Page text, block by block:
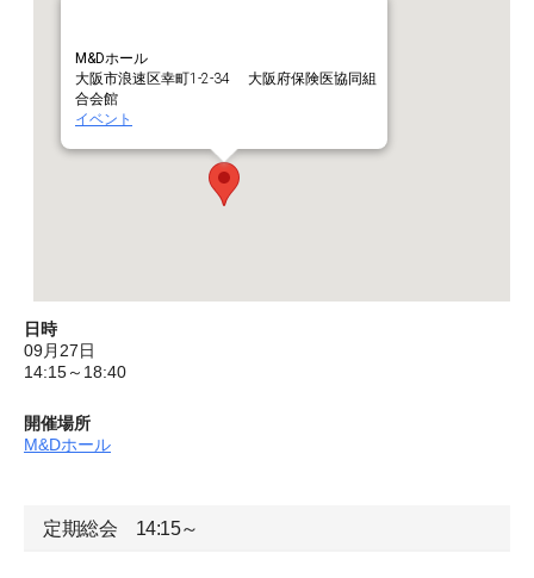
M&Dホール
大阪市浪速区幸町1-2-34 大阪府保険医協同組
合会館
イベント
日時
09月27日
14:15～18:40
開催場所
M&Dホール
定期総会 14:15～